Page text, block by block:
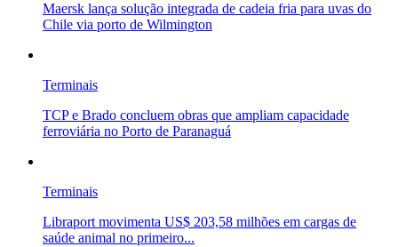
Maersk lança solução integrada de cadeia fria para uvas do
Chile via porto de Wilmington
Terminais
TCP e Brado concluem obras que ampliam capacidade
ferroviária no Porto de Paranaguá
Terminais
Libraport movimenta US$ 203,58 milhões em cargas de
saúde animal no primeiro...